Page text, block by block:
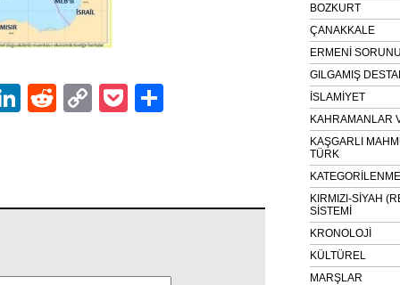
LinkedIn
RedditCopyPocket
BOZKURT
ÇANAKKALE
ERMENİ SORUNU
GILGAMIŞ
İSLAMİYET
KAHRAMANLAR
KAŞGARLI
TÜRK
KIRMIZI-SİYAH
SİSTEMİ
KRONOLOJİ
KÜLTÜREL
MARŞLAR